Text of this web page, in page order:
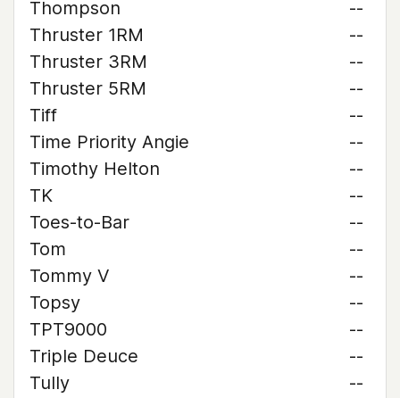
Thompson
--
Thruster 1RM
--
Thruster 3RM
--
Thruster 5RM
--
Tiff
--
Time Priority Angie
--
Timothy Helton
--
TK
--
Toes-to-Bar
--
Tom
--
Tommy V
--
Topsy
--
TPT9000
--
Triple Deuce
--
Tully
--